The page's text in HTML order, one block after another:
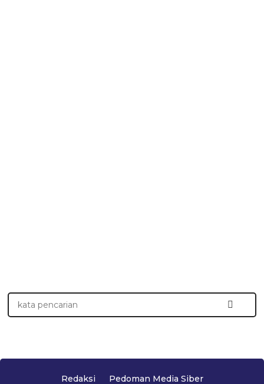
Redaksi Pedoman Media Siber